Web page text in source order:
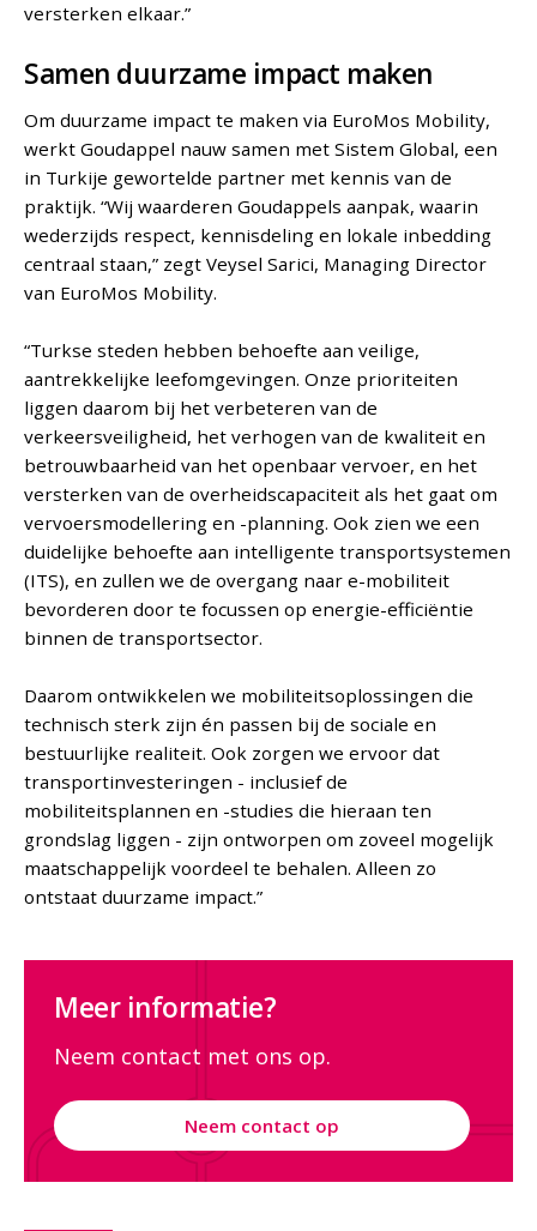
versterken elkaar.”
Samen duurzame impact maken
Om duurzame impact te maken via EuroMos Mobility,
werkt Goudappel nauw samen met Sistem Global, een
in Turkije gewortelde partner met kennis van de
praktijk. “Wij waarderen Goudappels aanpak, waarin
wederzijds respect, kennisdeling en lokale inbedding
centraal staan,” zegt Veysel Sarici, Managing Director
van EuroMos Mobility.
“Turkse steden hebben behoefte aan veilige,
aantrekkelijke leefomgevingen. Onze prioriteiten
liggen daarom bij het verbeteren van de
verkeersveiligheid, het verhogen van de kwaliteit en
betrouwbaarheid van het openbaar vervoer, en het
versterken van de overheidscapaciteit als het gaat om
vervoersmodellering en -planning. Ook zien we een
duidelijke behoefte aan intelligente transportsystemen
(ITS), en zullen we de overgang naar e-mobiliteit
bevorderen door te focussen op energie-efficiëntie
binnen de transportsector.
Daarom ontwikkelen we mobiliteitsoplossingen die
technisch sterk zijn én passen bij de sociale en
bestuurlijke realiteit. Ook zorgen we ervoor dat
transportinvesteringen - inclusief de
mobiliteitsplannen en -studies die hieraan ten
grondslag liggen - zijn ontworpen om zoveel mogelijk
maatschappelijk voordeel te behalen. Alleen zo
ontstaat duurzame impact.”
Meer informatie?
Neem contact met ons op.
Neem contact op